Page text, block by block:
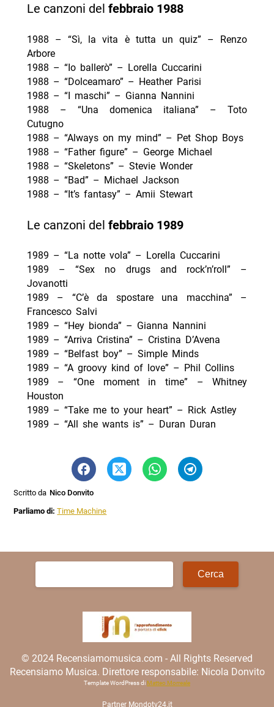
Le canzoni del febbraio 1988
1988 – “Sì, la vita è tutta un quiz” – Renzo
Arbore
1988 – “Io ballerò” – Lorella Cuccarini
1988 – “Dolceamaro” – Heather Parisi
1988 – “I maschi” – Gianna Nannini
1988 – “Una domenica italiana” – Toto
Cutugno
1988 – “Always on my mind” – Pet Shop Boys
1988 – “Father figure” – George Michael
1988 – “Skeletons” – Stevie Wonder
1988 – “Bad” – Michael Jackson
1988 – “It’s fantasy” – Amii Stewart
Le canzoni del febbraio 1989
1989 – “La notte vola” – Lorella Cuccarini
1989 – “Sex no drugs and rock’n’roll” –
Jovanotti
1989 – “C’è da spostare una macchina” –
Francesco Salvi
1989 – “Hey bionda” – Gianna Nannini
1989 – “Arriva Cristina” – Cristina D’Avena
1989 – “Belfast boy” – Simple Minds
1989 – “A groovy kind of love” – Phil Collins
1989 – “One moment in time” – Whitney
Houston
1989 – “Take me to your heart” – Rick Astley
1989 – “All she wants is” – Duran Duran
Scritto da Nico Donvito
Parliamo di:Time Machine
Ricerca
© 2024 Recensiamomusica.com - All Rights Reserved
Recensiamo Musica. Direttore responsabile: Nicola Donvito
Template WordPress di Matteo Morreale
Partner Mondotv24.it